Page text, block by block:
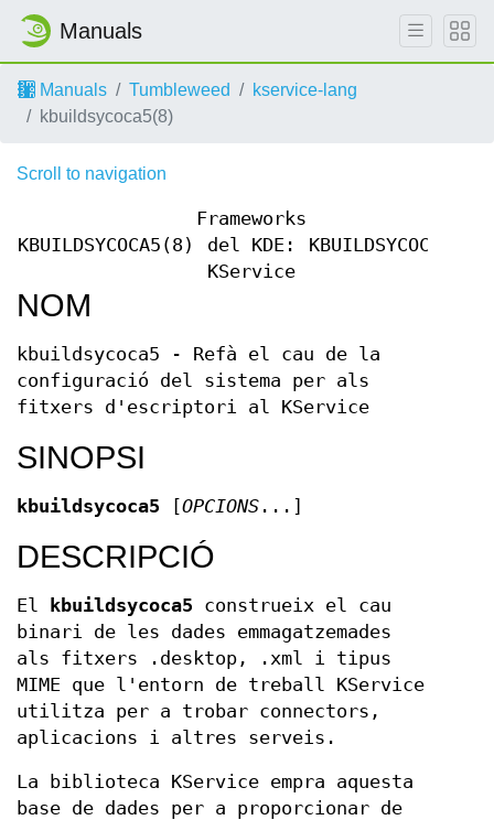
Manuals
Manuals Tumbleweed
kservice-lang
kbuildsycoca5(8)
Scroll to navigation
KBUILDSYCOCA5(8)
Frameworks
del KDE:
KService
KBUILDSYCOCA5(8)
NOM
kbuildsycoca5 - Refà el cau de la
configuració del sistema per als
fitxers d'escriptori al KService
SINOPSI
kbuildsycoca5 [OPCIONS ...]
DESCRIPCIÓ
El kbuildsycoca5 construeix el cau
binari de les dades emmagatzemades
als fitxers .desktop, .xml i tipus
MIME que l'entorn de treball KService
utilitza per a trobar connectors,
aplicacions i altres serveis.
La biblioteca KService empra aquesta
base de dades per a proporcionar de